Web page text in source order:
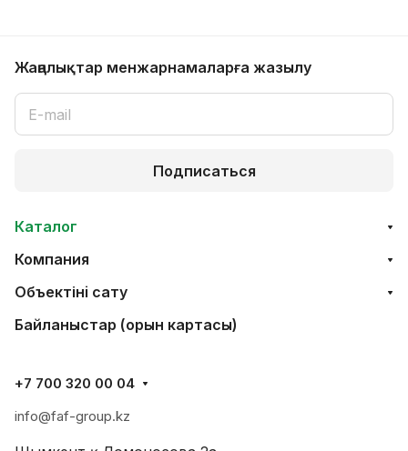
Жаңалықтар менжарнамаларға жазылу
Подписаться
Каталог
Компания
Объектінi сату
Байланыстар (орын картасы)
+7 700 320 00 04
info@faf-group.kz